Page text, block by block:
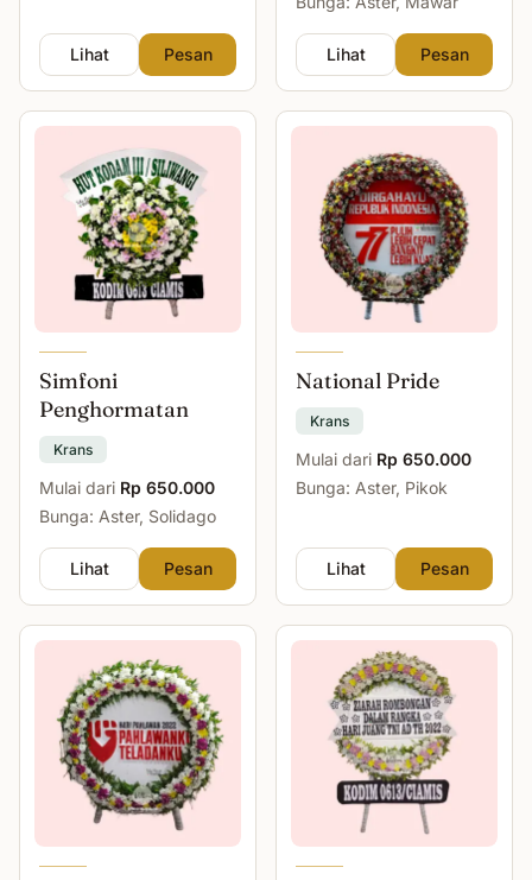
Lihat Pesan Lihat Pesan
Simfoni
Penghormatan
Krans
Mulai dari Rp 650.000
Bunga: Aster, Solidago
Lihat Pesan
National Pride
Krans
Mulai dari Rp 650.000
Bunga: Aster, Pikok
Lihat Pesan